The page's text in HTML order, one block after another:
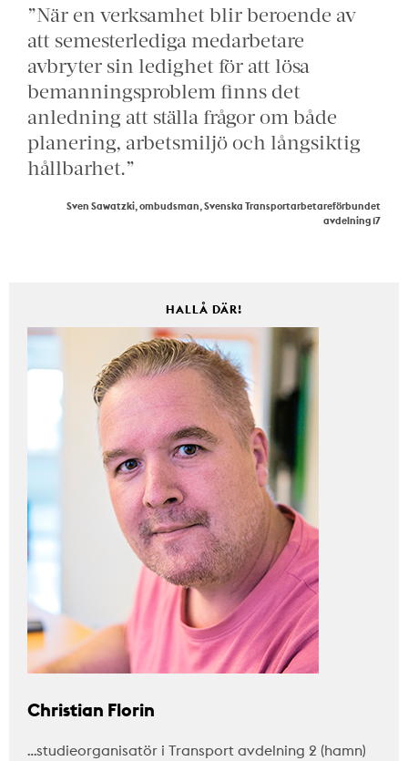
”När en verksamhet blir beroende av
att semesterlediga medarbetare
avbryter sin ledighet för att lösa
bemanningsproblem finns det
anledning att ställa frågor om både
planering, arbetsmiljö och långsiktig
hållbarhet.”
Sven Sawatzki, ombudsman, Svenska Transportarbetareförbundet
avdelning 17
HALLÅ DÄR!
Christian Florin
…studieorganisatör i Transport avdelning 2 (hamn)